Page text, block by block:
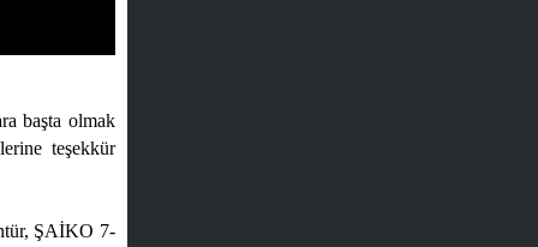
başta olmak
teşekkür
ŞAİKO 7-